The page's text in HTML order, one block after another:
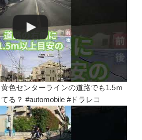
黄色センターラインの道路でも1.5ｍ
る？ #automobile #ドラレコ